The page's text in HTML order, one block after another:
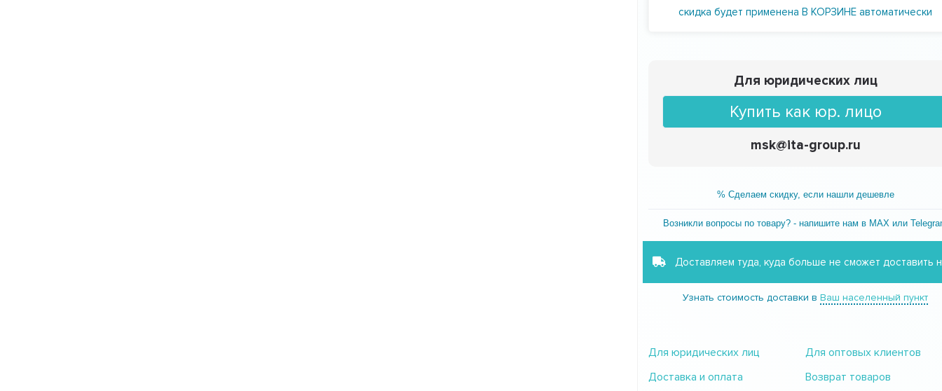
скидка будет применена В КОРЗИНЕ автоматически
Для юридических лиц
Купить как юр. лицо
msk@ita-group.ru
% Сделаем скидку, если нашли дешевле
Возникли вопросы по товару? - напишите нам в MAX или
Доставляем туда, куда больше не сможет доставить
Узнать стоимость доставки вВаш населенный пункт
Для юридических лиц
Для оптовых клиентов
Доставка и оплата
Возврат товаров